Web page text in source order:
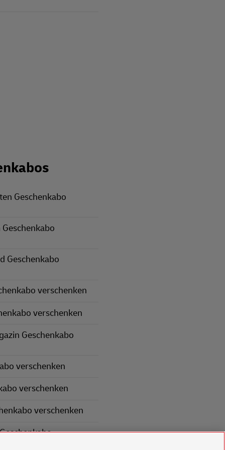
Geschenkabo
Geschenkabo
verschenken
verschenken
Geschenkabo
verschenken
verschenken
verschenken